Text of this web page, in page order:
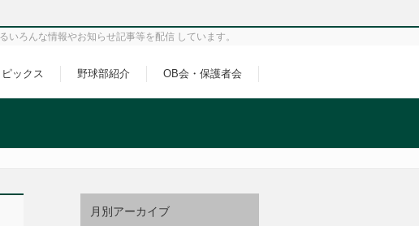
ろんな情報やお知らせ記事等を配信 しています。
ックス 野球部紹介 OB会・保護者会
月別アーカイブ